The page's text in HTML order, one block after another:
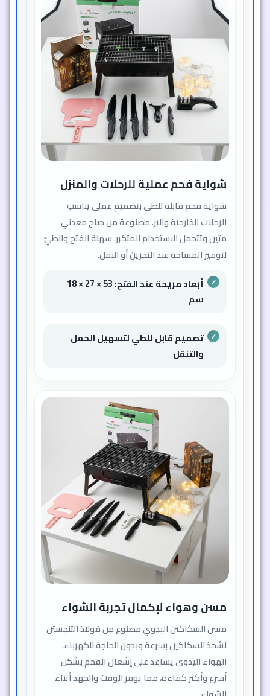
شواية فحم عملية للرحلات والمنزل
شواية فحم قابلة للطي بتصميم عملي يناسب
الرحلات الخارجية والبر. مصنوعة من صاج معدني
متين وتتحمل الاستخدام المتكرر. سهلة الفتح والطيّ
لتوفير المساحة عند التخزين أو النقل.
أبعاد مريحة عند الفتح: 53 × 27 × 18
سم
تصميم قابل للطي لتسهيل الحمل
والتنقل
مسن وهواء لإكمال تجربة الشواء
مسن السكاكين اليدوي مصنوع من فولاذ التنجستن
لشحذ السكاكين بسرعة وبدون الحاجة للكهرباء.
الهواء اليدوي يساعد على إشعال الفحم بشكل
أسرع وأكثر كفاءة، مما يوفر الوقت والجهد أثناء